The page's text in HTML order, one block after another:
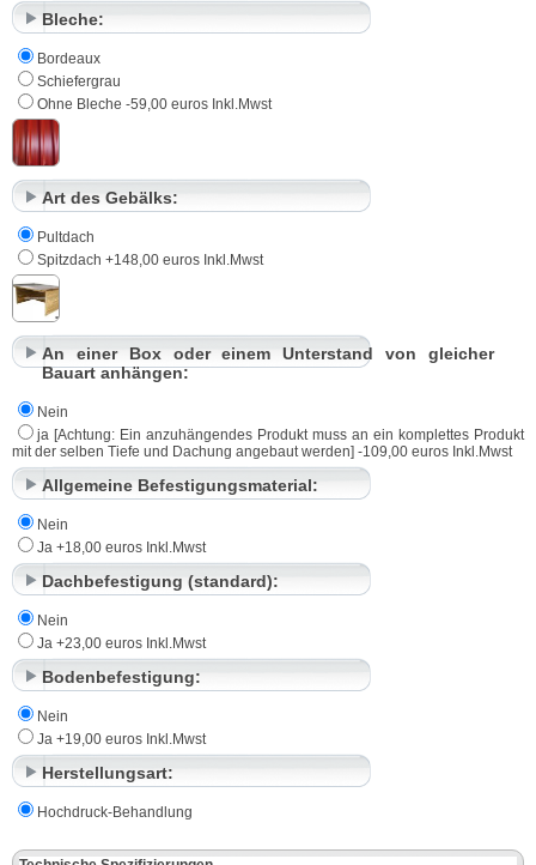
Bleche:
Bordeaux
Schiefergrau
Ohne Bleche -59,00 euros Inkl.Mwst
Art des Gebälks:
Pultdach
Spitzdach +148,00 euros Inkl.Mwst
An einer Box oder einem Unterstand von gleicher
Bauart anhängen:
Nein
ja [Achtung: Ein anzuhängendes Produkt muss an ein komplettes Produkt
mit der selben Tiefe und Dachung angebaut werden] -109,00 euros Inkl.Mwst
Allgemeine Befestigungsmaterial:
Nein
Ja +18,00 euros Inkl.Mwst
Dachbefestigung (standard):
Nein
Ja +23,00 euros Inkl.Mwst
Bodenbefestigung:
Nein
Ja +19,00 euros Inkl.Mwst
Herstellungsart:
Hochdruck-Behandlung